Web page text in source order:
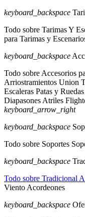
keyboard_backspace
Todo sobre Tarimas Y
para Tarimas y
keyboard_backspace
Todo sobre Accesorios
Arriostramientos Union
Escaleras Patas y
Diapasones Atriles
keyboard_arrow_right
keyboard_backspace
Todo sobre Soportes
keyboard_backspace
Todo sobre Tradicional
Viento Acordeones
keyboard_backspace